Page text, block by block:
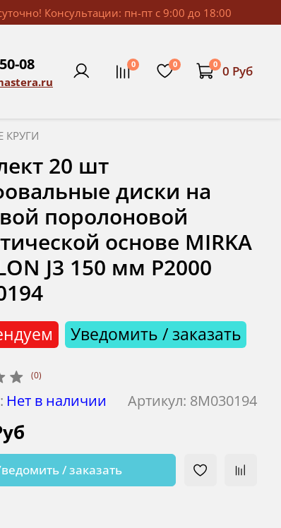
Консультации: пн-пт с 9:00 до 18:00
08 0 0 0 0 Руб
(0)
Артикул: 8M030194
Нет в наличии
Уведомить / заказать
20 шт
диски на
поролоновой
основе MIRKA
J3 150 мм Р2000
/ заказать